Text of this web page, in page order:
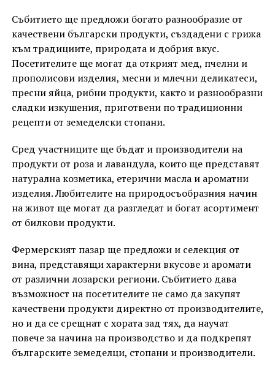
Събитието ще предложи богато разнообразие от
качествени български продукти, създадени с грижа
към традициите, природата и добрия вкус.
Посетителите ще могат да открият мед, пчелни и
прополисови изделия, месни и млечни деликатеси,
пресни яйца, рибни продукти, както и разнообразни
сладки изкушения, приготвени по традиционни
рецепти от земеделски стопани.
Сред участниците ще бъдат и производители на
продукти от роза и лавандула, които ще представят
натурална козметика, етерични масла и ароматни
изделия. Любителите на природосъобразния начин
на живот ще могат да разгледат и богат асортимент
от билкови продукти.
Фермерският пазар ще предложи и селекция от
вина, представящи характерни вкусове и аромати
от различни лозарски региони. Събитието дава
възможност на посетителите не само да закупят
качествени продукти директно от производителите,
но и да се срещнат с хората зад тях, да научат
повече за начина на производство и да подкрепят
българските земеделци, стопани и производители.